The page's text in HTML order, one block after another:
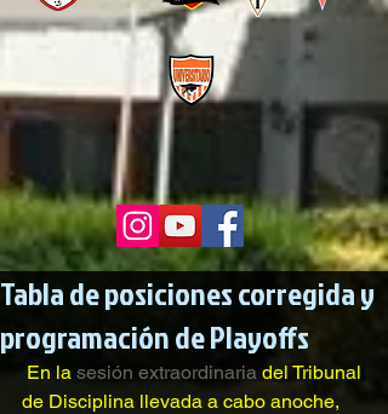
Tabla de posiciones corregida y
programación de Playoffs
En la sesión extraordinaria del Tribunal
de Disciplina llevada a cabo anoche,